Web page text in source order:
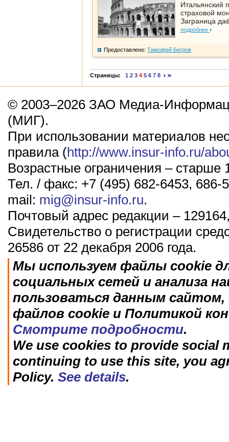
Итальянский
страховой
Заграница
подробнее
Предоставлено: Тимофей Бегров
Страницы: 1 2 3 4 5 6 7 8
© 2003–2026 ЗАО Медиа-
(МИГ).
При использовании материалов
правила (http://www.insur-info.ru/
Возрастные ограничения – старше
Тел. / факс: +7 (495) 682-6453, 686-
mail: mig@insur-info.ru.
Почтовый адрес редакции –
Свидетельство о регистрации
26586 от 22 декабря 2006 года.
Мы используем файлы cookie
социальных сетей и анализа
пользоваться данным
файлов cookie и Политикой
Смотрите подробности.
We use cookies to provide social
continuing to use this site, you
Policy. See details.